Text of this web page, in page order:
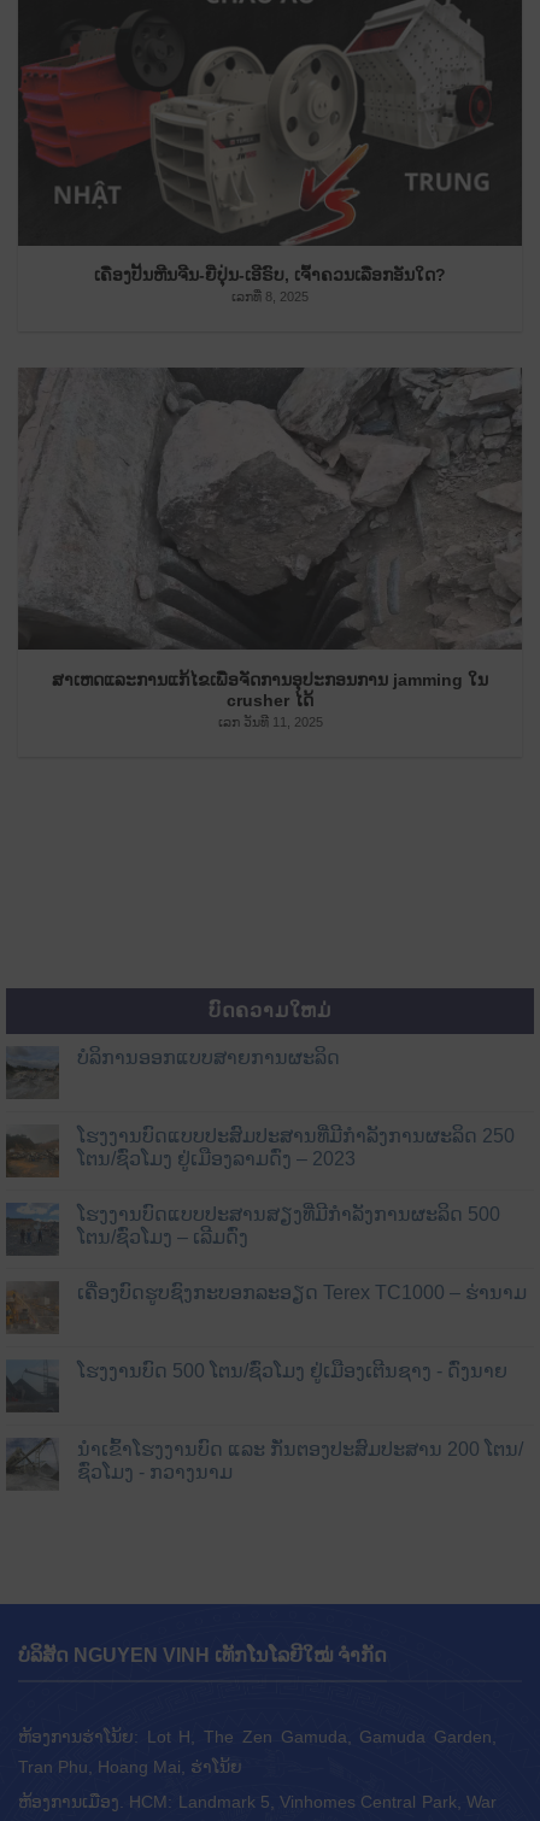
ເຄື່ອງປັ້ນຫີນຈີນ-ຍີ່ປຸ່ນ-ເອີຣົບ, ເຈົ້າຄວນເລືອກອັນໃດ?
ເລກທີ່ 8, 2025
ສາ​ເຫດ​ແລະ​ການ​ແກ້​ໄຂ​ເພື່ອ​ຈັດ​ການ​ອຸ​ປະ​ກອນ​ການ jamming ໃນ
crusher ໄດ້​
ເລກ ວັນທີ 11, 2025
ບົດຄວາມໃຫມ່
ບໍລິການອອກແບບສາຍການຜະລິດ
ໂຮງງານບົດແບບປະສົມປະສານທີ່ມີກຳລັງການຜະລິດ 250
ໂຕນ/ຊົ່ວໂມງ ຢູ່ເມືອງລາມດົ່ງ – 2023
ໂຮງງານບົດແບບປະສານສຽງທີ່ມີກຳລັງການຜະລິດ 500
ໂຕນ/ຊົ່ວໂມງ – ເລີມດົ່ງ
ເຄື່ອງບົດຮູບຊົງກະບອກລະອຽດ Terex TC1000 – ຮ່ານາມ
ໂຮງງານບົດ 500 ໂຕນ/ຊົ່ວໂມງ ຢູ່ເມືອງເຕີນຊາງ - ດົ່ງນາຍ
ນຳເຂົ້າໂຮງງານບົດ ແລະ ກັ່ນຕອງປະສົມປະສານ 200 ໂຕນ/
ຊົ່ວໂມງ - ກວາງນາມ
ບໍລິສັດ NGUYEN VINH ເທັກໂນໂລຍີໃໝ່ ຈຳກັດ
ຫ້ອງການຮ່າໂນ້ຍ: Lot H, The Zen Gamuda, Gamuda Garden,
Tran Phu, Hoang Mai, ຮ່າໂນ້ຍ
ຫ້ອງການເມືອງ. HCM: Landmark 5, Vinhomes Central Park, War